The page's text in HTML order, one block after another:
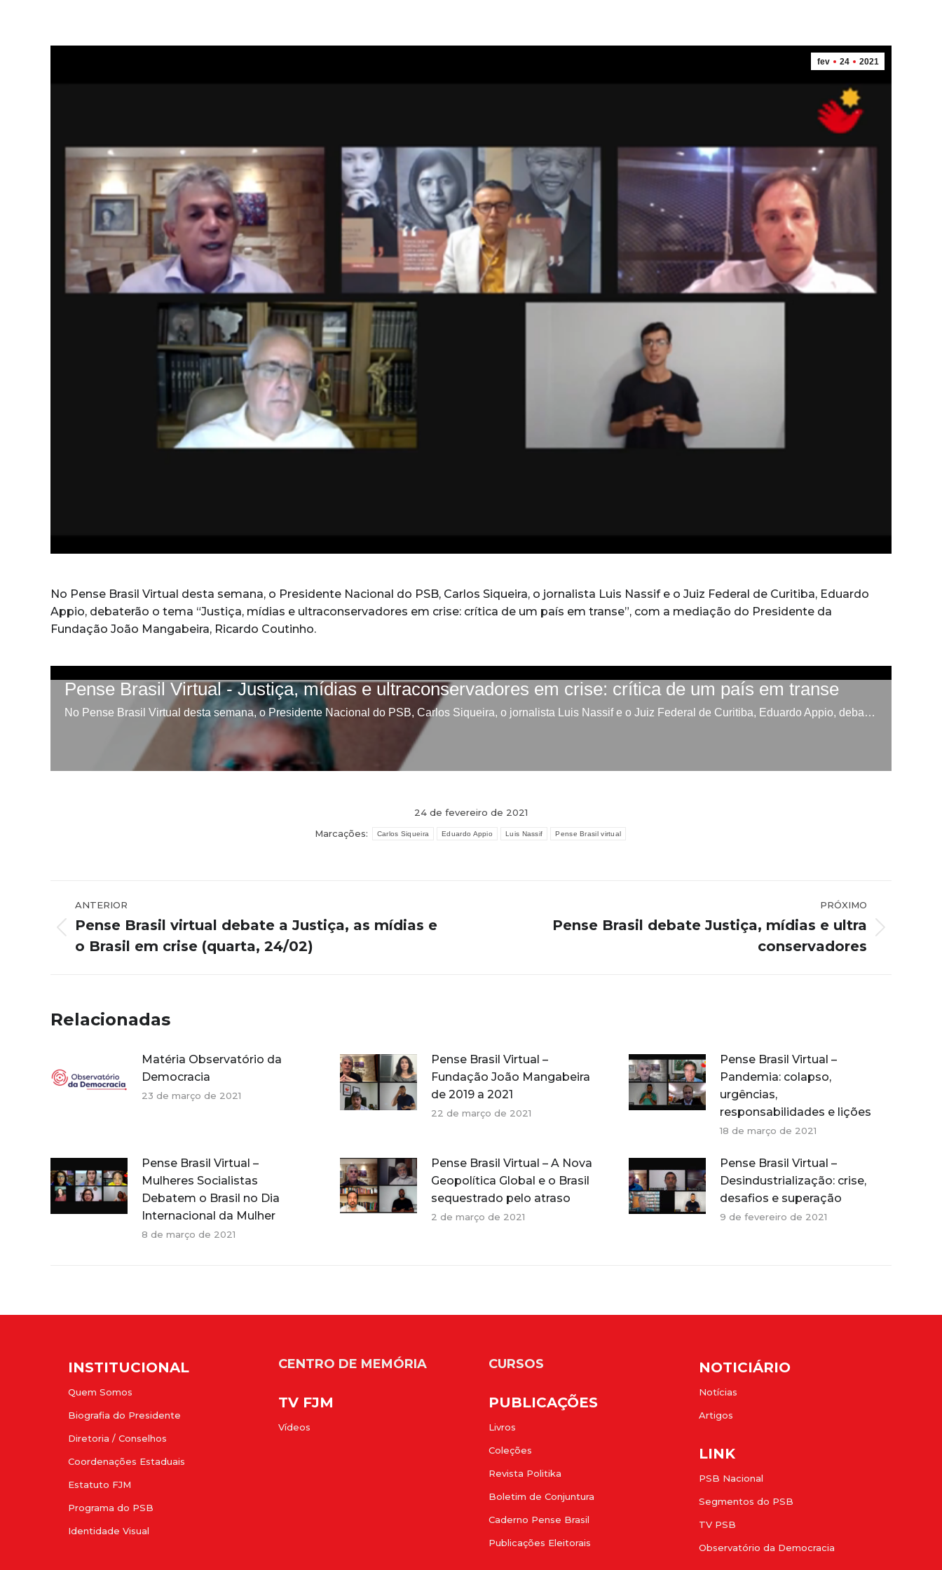
fev 24 2021
No Pense Brasil Virtual desta semana, o Presidente Nacional do PSB, Carlos Siqueira, o jornalista Luis Nassif e o Juiz Federal de Curitiba, Eduardo
Appio, debaterão o tema “Justiça, mídias e ultraconservadores em crise: crítica de um país em transe”, com a mediação do Presidente da
Fundação João Mangabeira, Ricardo Coutinho.
24 de fevereiro de 2021
Marcações:
Carlos Siqueira Eduardo Appio Luis Nassif Pense Brasil virtual
de
post:
ANTERIOR
anterior:
Pense Brasil virtual debate a Justiça, as mídias e
o Brasil em crise (quarta, 24/02)
PRÓXIMO
Pense Brasil debate Justiça, mídias e ultra
conservadores
Relacionadas
Matéria Observatório da
Democracia
23 de março de 2021
Pense Brasil Virtual –
Fundação João Mangabeira
de 2019 a 2021
22 de março de 2021
Pense Brasil Virtual –
Pandemia: colapso,
urgências,
responsabilidades e lições
18 de março de 2021
Pense Brasil Virtual –
Mulheres Socialistas
Debatem o Brasil no Dia
Internacional da Mulher
8 de março de 2021
Pense Brasil Virtual – A Nova
Geopolítica Global e o Brasil
sequestrado pelo atraso
2 de março de 2021
Pense Brasil Virtual –
Desindustrialização: crise,
desafios e superação
9 de fevereiro de 2021
INSTITUCIONAL
Quem Somos
Biografia do Presidente
Diretoria / Conselhos
Coordenações Estaduais
Estatuto FJM
Programa do PSB
Identidade Visual
CENTRO DE MEMÓRIA
TV FJM
Vídeos
CURSOS
PUBLICAÇÕES
Livros
Coleções
Revista Politika
Boletim de Conjuntura
Caderno Pense Brasil
Publicações Eleitorais
NOTICIÁRIO
Notícias
Artigos
LINK
PSB Nacional
Segmentos do PSB
TV PSB
Observatório da Democracia